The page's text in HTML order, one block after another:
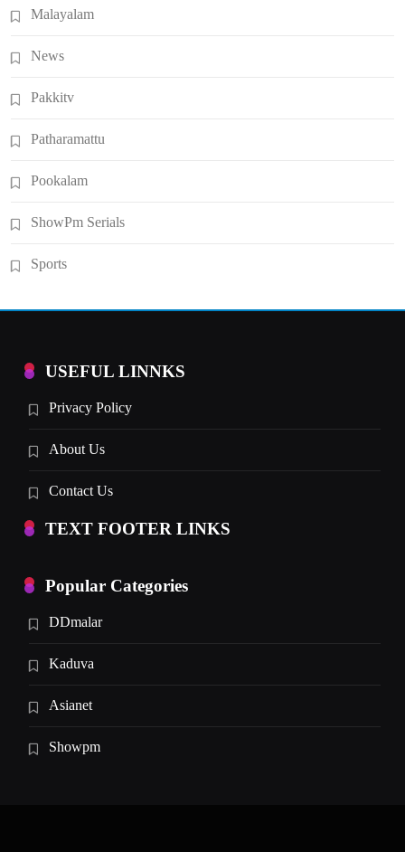
Malayalam
News
Pakkitv
Patharamattu
Pookalam
ShowPm Serials
Sports
USEFUL LINNKS
Privacy Policy
About Us
Contact Us
TEXT FOOTER LINKS
Popular Categories
DDmalar
Kaduva
Asianet
Showpm